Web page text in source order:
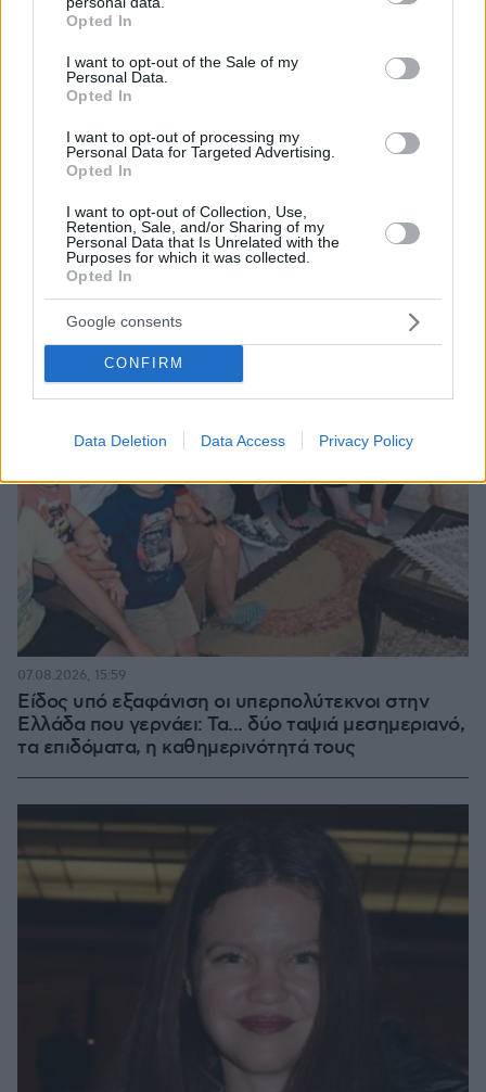
grant or deny consent to Google and its third-party tags to
use your data for below specified purposes in below Google
consent section.
Opted In
I want to opt-out of the Sale of my
Personal Data.
Opted In
I want to opt-out of processing my
Personal Data for Targeted Advertising.
Opted In
I want to opt-out of Collection, Use,
Retention, Sale, and/or Sharing of my
Personal Data that Is Unrelated with the
Purposes for which it was collected.
Opted In
Google consents
CONFIRM
Data Deletion Data Access Privacy Policy
«Πόσα θέλεις για το κορίτσι;»: Τουρίστας στην
Κρήτη ζητά... τιμή για να ασελγήσει σε ανήλικη, τι
καταγγέλλει ο ιδιοκτήτης επιχείρησης
07.08.2026, 18:22
Είδος υπό εξαφάνιση οι υπερπολύτεκνοι στην
Ελλάδα που γερνάει: Τα... δύο ταψιά μεσημεριανό,
τα επιδόματα, η καθημερινότητά τους
07.08.2026, 15:59